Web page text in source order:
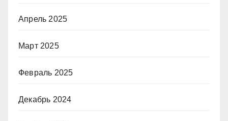
Апрель 2025
Март 2025
Февраль 2025
Декабрь 2024